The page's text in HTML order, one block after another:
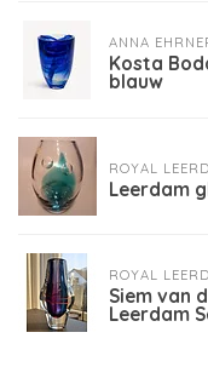
ANNA
Kosta
blauw
ROYAL
Leerdam
ROYAL
Siem van
Leerdam